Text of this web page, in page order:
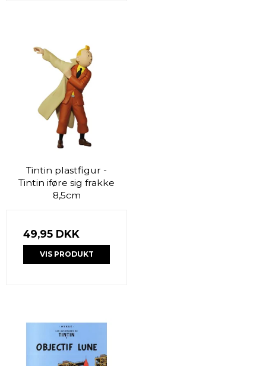
Tintin plastfigur -
Tintin iføre sig frakke
8,5cm
49,95 DKK
VIS PRODUKT